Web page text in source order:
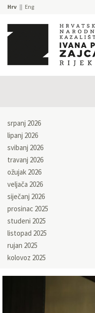
Hrv Eng
srpanj 2026
lipanj 2026
svibanj 2026
travanj 2026
ožujak 2026
veljača 2026
siječanj 2026
prosinac 2025
studeni 2025
listopad 2025
rujan 2025
kolovoz 2025